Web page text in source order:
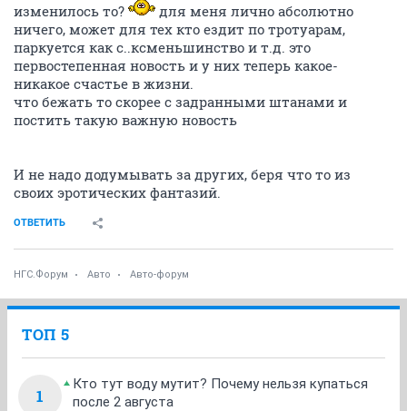
изменилось то?
для меня лично абсолютно
ничего, может для тех кто ездит по тротуарам,
паркуется как с..ксменьшинство и т.д. это
первостепенная новость и у них теперь какое-
никакое счастье в жизни.
что бежать то скорее с задранными штанами и
постить такую важную новость
И не надо додумывать за других, беря что то из
своих эротических фантазий.
ОТВЕТИТЬ
НГС.Форум Авто Авто-форум
ТОП 5
1
Кто тут воду мутит? Почему нельзя купаться
после 2 августа